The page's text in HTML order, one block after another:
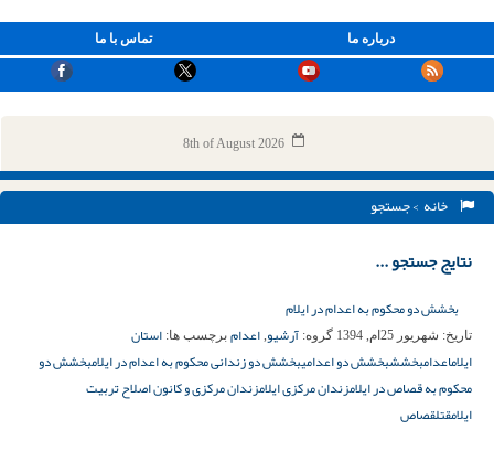
تماس با ما درباره ما
8th of August 2026
خانه > جستجو
نتایج جستجو ...
بخشش دو محکوم به اعدام در ایلام
تاریخ: شهریور 25ام, 1394 گروه: آرشیو, اعدام برچسب ها: استان
ایلاماعدامبخششبخشش دو اعدامیبخشش دو زندانی محکوم به اعدام در ایلامبخشش دو
محکوم به قصاص در ایلامزندان مرکزی ایلامزندان مرکزی و کانون اصلاح تربیت
ایلامقتلقصاص